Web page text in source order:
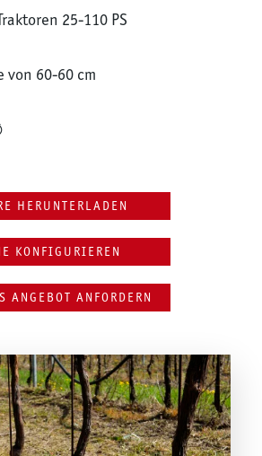
25-110 PS
von 60-60 cm
HERUNTERLADEN
KONFIGURIEREN